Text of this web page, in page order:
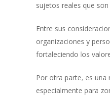
sujetos reales que
Entre sus
organizaciones y
fortaleciendo los
Por otra parte, es una
especialmente para